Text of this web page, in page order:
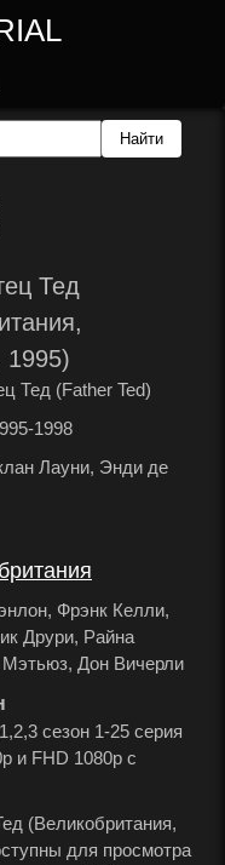
Тед
1995)
Тед (Father Ted)
1998
Лауни, Энди де
Фрэнк Келли,
Друри, Райна
Дон Вичерли
сезон 1-25 серия
и FHD 1080p с
(Великобритания,
для просмотра